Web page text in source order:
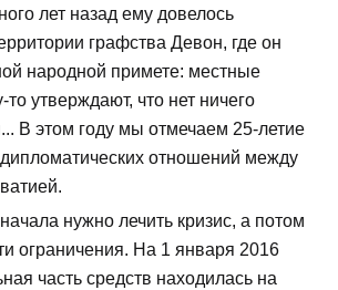
лет назад ему довелось
графства Девон, где он
народной примете: местные
утверждают, что нет ничего
В этом году мы отмечаем 25-летие
отношений между
нужно лечить кризис, а потом
ограничения. На 1 января 2016
часть средств находилась на